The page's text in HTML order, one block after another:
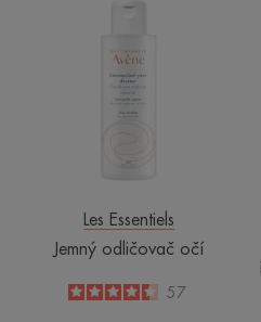
Les Essentiels
Jemný odličovač očí
4.4
/
5
57